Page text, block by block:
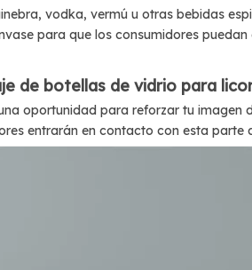
vodka, vermú u otras bebidas
para que los consumidores
de botellas de vidrio para
oportunidad para reforzar tu
entrarán en contacto con esta parte